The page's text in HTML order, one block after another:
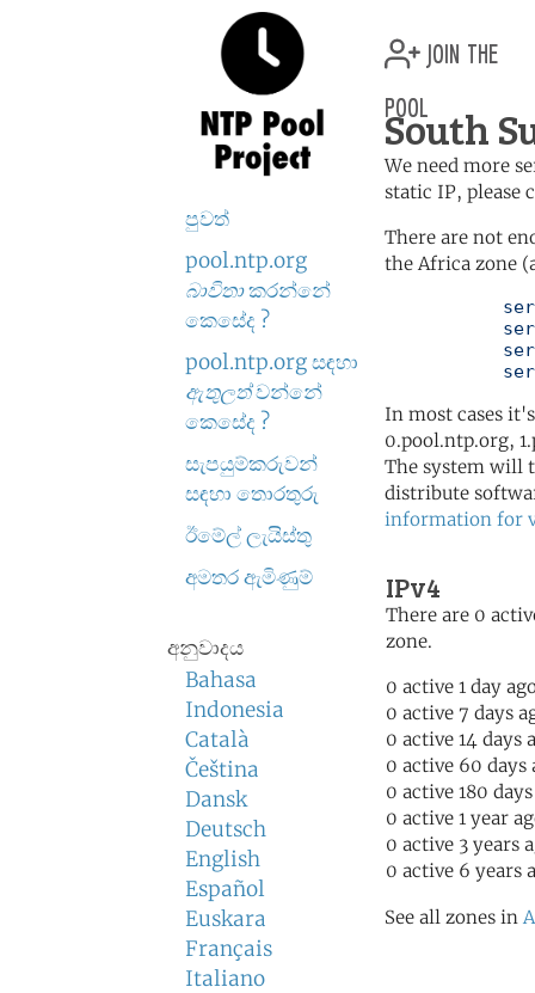
පුවත්
pool.ntp.org
බාවිතාකරන්නේ
කෙසේද ?
pool.ntp.org සඳහා
ඇතුලත්වන්නේ
කෙසේද ?
සැපයුම්කරුවන්
සඳහා තොරතුරු
ඊමේල් ලැයිස්තු
අමතර ඇමිණුම්
අනුවාදය
Bahasa
Indonesia
Català
Čeština
Dansk
Deutsch
English
Español
Euskara
Français
Italiano
join the
pool
South
We need more
static IP, please
There are not
the Africa zone
In most cases
0.pool.ntp.org,
The system will
distribute
information for
IPv4
There are 0
zone.
0 active 1 day
0 active 7 days
0 active 14 days
0 active 60 days
0 active 180
0 active 1 year
0 active 3 years
0 active 6 years
See all zones in